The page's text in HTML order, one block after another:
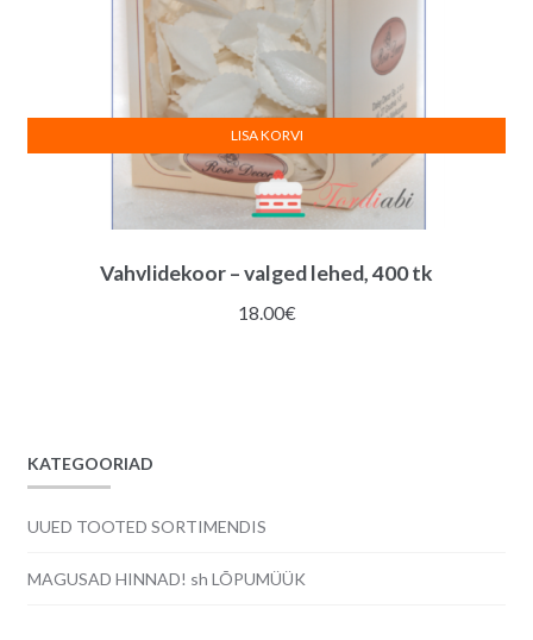
Vahvlidekoor – valged lehed, 400 tk
18.00€
LISA KORVI
KATEGOORIAD
UUED TOOTED SORTIMENDIS
MAGUSAD HINNAD! sh LÕPUMÜÜK